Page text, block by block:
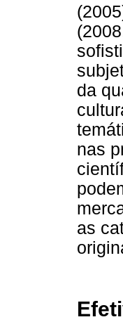
da
nas
as